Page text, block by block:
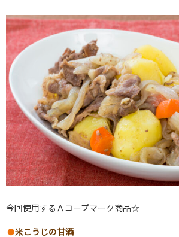
今回使用するＡコープマーク商品☆
米こうじの甘酒